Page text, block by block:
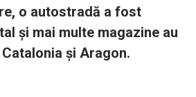
o autostradă a fost
și mai multe magazine au
și Aragon.